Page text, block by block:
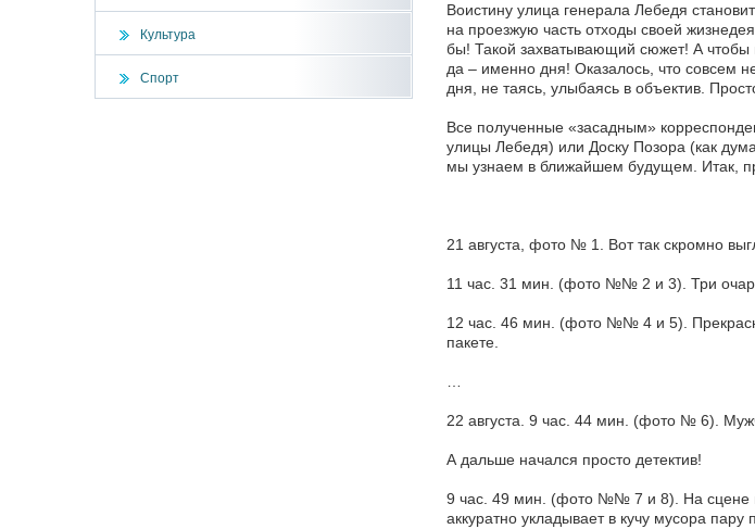
Культура
Спорт
Воистину улица генерала Лебедя
на проезжую часть отходы своей
бы! Такой захватывающий сюжет! А чтобы
да – именно дня! Оказалось, что совсем
дня, не таясь, улыбаясь в объектив.
Все полученные «засадным»
улицы Лебедя) или Доску Позора (как
мы узнаем в ближайшем будущем. Итак,
21 августа, фото № 1. Вот так скромно
11 час. 31 мин. (фото №№ 2 и 3). Три
12 час. 46 мин. (фото №№ 4 и 5).
пакете.
…
22 августа. 9 час. 44 мин. (фото № 6).
А дальше начался просто детектив!
9 час. 49 мин. (фото №№ 7 и 8). На сцене
аккуратно укладывает в кучу мусора